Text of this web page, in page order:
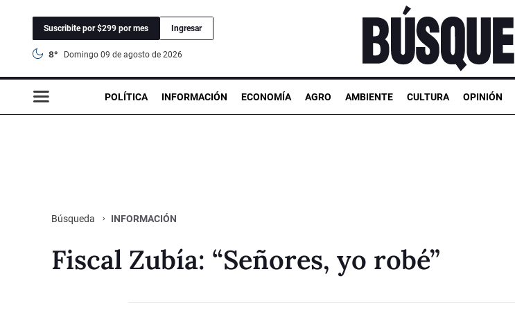
Suscribite por $299 por mes Ingresar
8° domingo 09 de agosto de 2026
POLÍTICA INFORMACIÓN ECONOMÍA AGRO AMBIENTE CULTURA OPINIÓN
Búsqueda INFORMACIÓN
Fiscal Zubía: “Señores, yo robé”